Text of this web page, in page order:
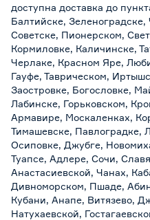
доступна доставка до
Балтийске, Зеленоградске,
Советске, Пионерском,
Кормиловке, Каличинске,
Черлаке, Красном Яре,
Гауфе, Таврическом,
Заостровке, Богословке,
Лабинске, Горьковском,
Армавире, Москаленках,
Тимашевске, Павлоградке,
Осиповке, Джубге,
Туапсе, Адлере, Сочи,
Анастасиевской, Чанах,
Дивноморском, Пшаде,
Кубани, Анапе, Витязево,
Натухаевской,